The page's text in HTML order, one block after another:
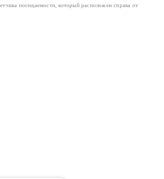
посещаемости, который расположен справа от